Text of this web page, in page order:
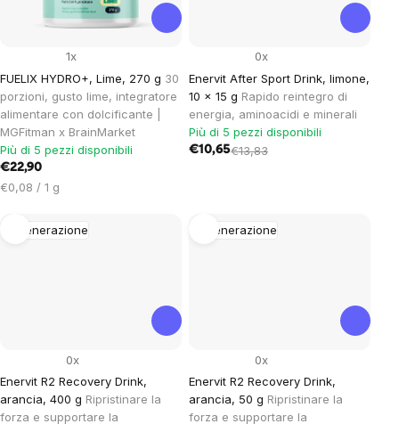
FUELIX HYDRO+, Lime, 270 g 30
porzioni, gusto lime, integratore
alimentare con dolcificante |
MGFitman x BrainMarket
1x
Più di 5 pezzi disponibili
€22,90
Prezzo
€0,08 / 1 g
Enervit After Sport Drink, limone,
10 x 15 g Rapido reintegro di
energia, aminoacidi e minerali
0x
Più di 5 pezzi disponibili
€10,65€13,83
Rigenerazione
Enervit R2 Recovery Drink,
arancia, 400 g Ripristinare la
forza e supportare la
0x
Rigenerazione
Enervit R2 Recovery Drink,
arancia, 50 g Ripristinare la
forza e supportare la
0x